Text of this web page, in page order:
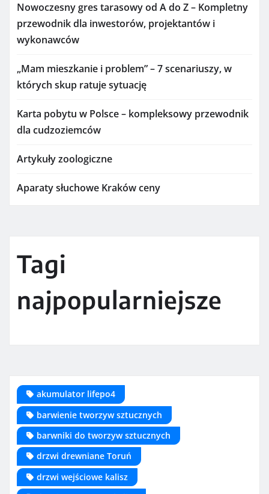
Nowoczesny gres tarasowy od A do Z – Kompletny
przewodnik dla inwestorów, projektantów i
wykonawców
„Mam mieszkanie i problem” – 7 scenariuszy, w
których skup ratuje sytuację
Karta pobytu w Polsce – kompleksowy przewodnik
dla cudzoziemców
Artykuły zoologiczne
Aparaty słuchowe Kraków ceny
Tagi
najpopularniejsze
akumulator lifepo4
barwienie tworzyw sztucznych
barwniki do tworzyw sztucznych
drzwi drewniane Toruń
drzwi wejściowe kalisz